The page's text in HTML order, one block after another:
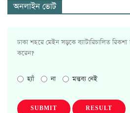
অনলাইন ভোট
ঢাকা শহরে মেইন সড়কে ব্যাটারিচালিত
করেন?
হ্যাঁ না মন্তব্য নেই
SUBMIT RESULT